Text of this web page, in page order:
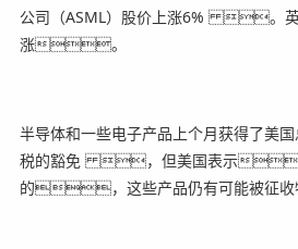
公司（ASML）股价上涨6% 。英
涨。
半导体和一些电子产品上个月获得了美
税的豁免 ，但美国表示
的，这些产品仍有可能被征